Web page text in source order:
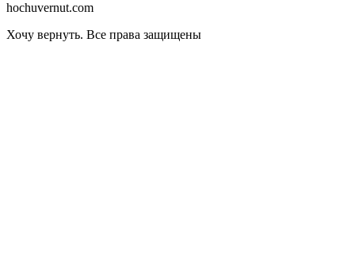
hochuvernut.com
Хочу вернуть. Все права защищены